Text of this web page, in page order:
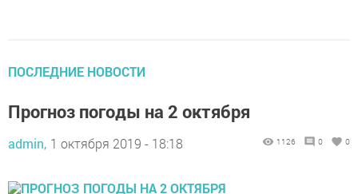
ПОСЛЕДНИЕ НОВОСТИ
Прогноз погоды на 2 октября
admin, 1 октября 2019 - 18:18 1126 0 0